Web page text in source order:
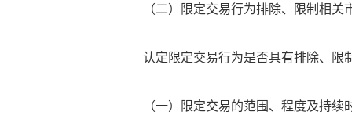
（二）限定交易行为排除、限制相关
认定限定交易行为是否具有排除、限
（一）限定交易的范围、程度及持续